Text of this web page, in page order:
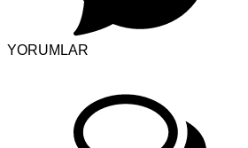
YORUMLAR